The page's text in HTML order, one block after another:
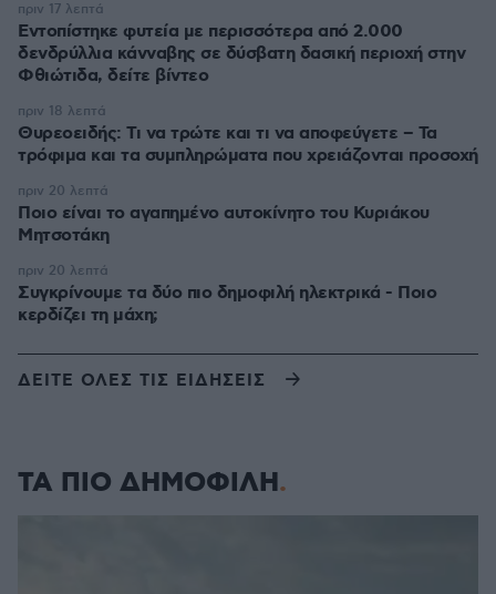
Εντοπίστηκε φυτεία με περισσότερα από 2.000
δενδρύλλια κάνναβης σε δύσβατη δασική περιοχή στην
Φθιώτιδα, δείτε βίντεο
πριν 17 λεπτά
Θυρεοειδής: Τι να τρώτε και τι να αποφεύγετε – Τα
τρόφιμα και τα συμπληρώματα που χρειάζονται προσοχή
πριν 18 λεπτά
Ποιο είναι το αγαπημένο αυτοκίνητο του Κυριάκου
Μητσοτάκη
πριν 20 λεπτά
Συγκρίνουμε τα δύο πιο δημοφιλή ηλεκτρικά - Ποιο
κερδίζει τη μάχη;
πριν 20 λεπτά
ΔΕΙΤΕ ΟΛΕΣ ΤΙΣ ΕΙΔΗΣΕΙΣ
ΤΑ ΠΙΟ ΔΗΜΟΦΙΛΗ